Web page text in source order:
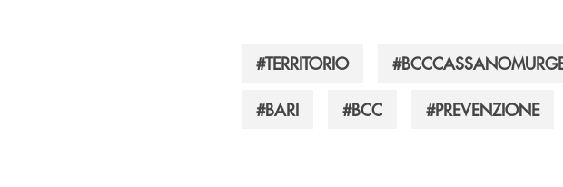
#TERRITORIO
#BARI #BCC #PREVENZIONE